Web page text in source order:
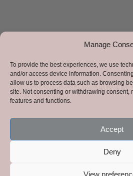
Manage
To provide the best experiences, we use
and/or access device information.
allow us to process data such as browsing
site. Not consenting or withdrawing consent,
features and functions.
Accept
Deny
View